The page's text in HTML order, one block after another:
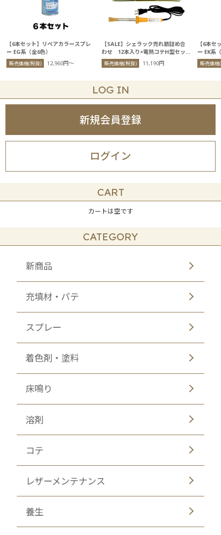
【6本セット】リペアカラースプレ
ー EG系（全6色）
販売価格(税抜) 12,960円〜
【SALE】シェラック売れ筋詰め合
わせ 12本入り×電熱コテH型セッ
ト
販売価格(税抜) 11,190円
【6本セ
ー EK系
販売価格
LOG IN
ログイン
新規会員登録
CART
カートは空です
CATEGORY
新商品
充填材・パテ
スプレー
着色剤・塗料
床鳴り
溶剤
コテ
レザーメンテナンス
養生